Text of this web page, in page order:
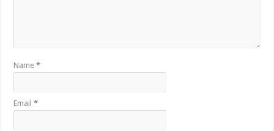
Name*
Email*